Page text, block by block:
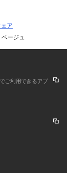
ア
ージュ
ご利用できるアプ